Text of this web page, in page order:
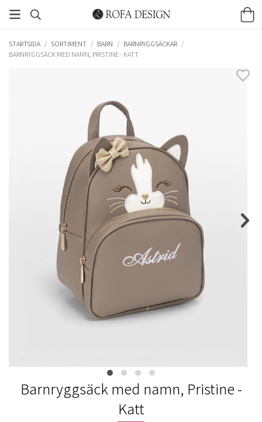
STARTSIDA / SORTIMENT / BARN / BARNRYGGSÄCKAR /
BARNRYGGSÄCK MED NAMN, PRISTINE​ - KATT
Barnryggsäck med namn, Pristine​ -
Katt